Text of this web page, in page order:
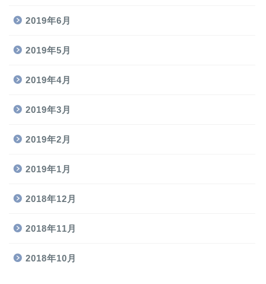
2019年6月
2019年5月
2019年4月
2019年3月
2019年2月
2019年1月
2018年12月
2018年11月
2018年10月